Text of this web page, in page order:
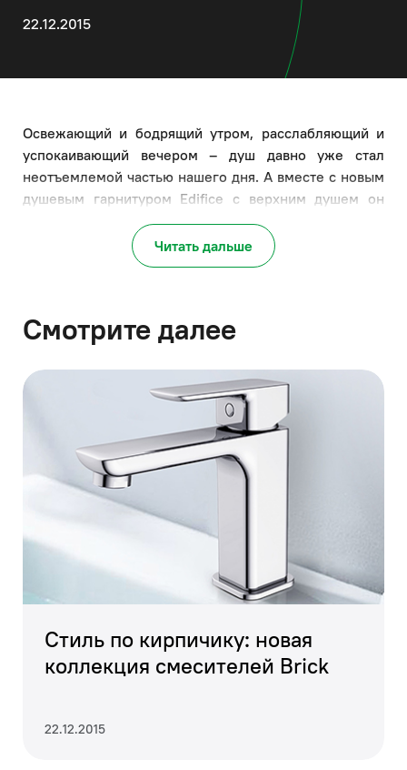
22.12.2015
Освежающий и бодрящий утром, расслабляющий и
успокаивающий вечером – душ давно уже стал
неотъемлемой частью нашего дня. А вместе с новым
душевым гарнитуром Edifice с верхним душем он
превратится в двойное удовольствие – благодаря
комфорту в использовании, функциональности,
практичности и стильному внешнему виду.
ощущения природного тропического дождя.
Читать дальше
Смотрите далее
Стиль по кирпичику: новая
коллекция смесителей Brick
22.12.2015